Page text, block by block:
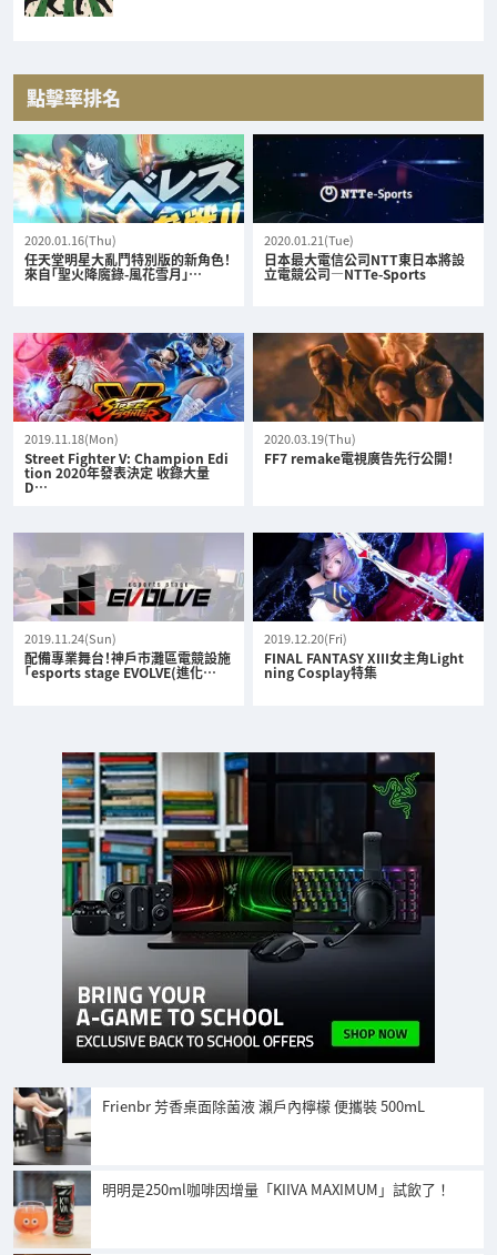
點擊率排名
2020.01.16(Thu)
任天堂明星大亂鬥特別版的新角色！
來自「聖火降魔錄-風花雪月」…
2020.01.21(Tue)
日本最大電信公司NTT東日本將設
立電競公司—NTTe-Sports
2019.11.18(Mon)
Street Fighter V: Champion Edi
tion 2020年發表決定 收錄大量
D…
2020.03.19(Thu)
FF7 remake電視廣告先行公開！
2019.11.24(Sun)
配備專業舞台！神戶市灘區電競設施
「esports stage EVOLVE(進化…
2019.12.20(Fri)
FINAL FANTASY XIII女主角Light
ning Cosplay特集
Frienbr 芳香桌面除菌液 瀨戶內檸檬 便攜裝 500mL
明明是250ml咖啡因增量「KIIVA MAXIMUM」試飲了！